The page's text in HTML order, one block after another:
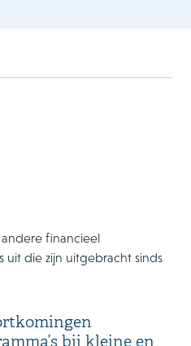
financieel
uit die zijn uitgebracht sinds